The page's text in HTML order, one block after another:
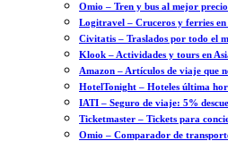
Omio – Tren y bus al mejor
Logitravel – Cruceros y ferries en
Civitatis – Traslados por todo el
Klook – Actividades y tours en
Amazon – Artículos de viaje que
HotelTonight – Hoteles última
IATI – Seguro de viaje: 5%
Ticketmaster – Tickets para
Omio – Comparador de